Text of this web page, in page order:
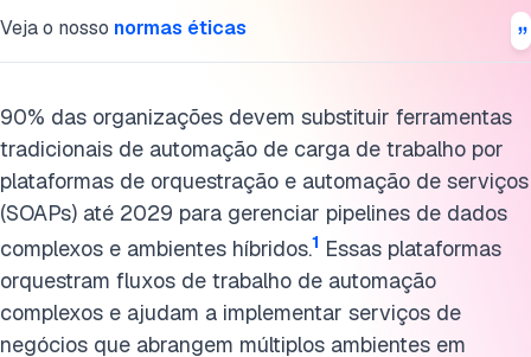
Veja o nosso normas éticas
90% das organizações devem substituir ferramentas
tradicionais de automação de carga de trabalho por
plataformas de orquestração e automação de serviços
(SOAPs) até 2029 para gerenciar pipelines de dados
complexos e ambientes híbridos.1 Essas plataformas
orquestram fluxos de trabalho de automação
complexos e ajudam a implementar serviços de
negócios que abrangem múltiplos ambientes em
OpCon by SMA Technologies
Tidal Software
As 6 capacidades principais das plataformas de
orquestração de serviços
O Futuro das SOAPs
Plataformas de orquestração de serviços para TI Híbrida
Perguntas frequentes